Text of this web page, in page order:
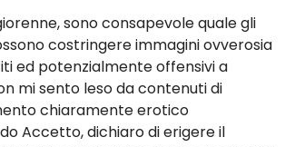
sono consapevole quale gli
costringere immagini ovverosia
ed potenzialmente offensivi a
mi sento leso da contenuti di
chiaramente erotico
Accetto, dichiaro di erigere il